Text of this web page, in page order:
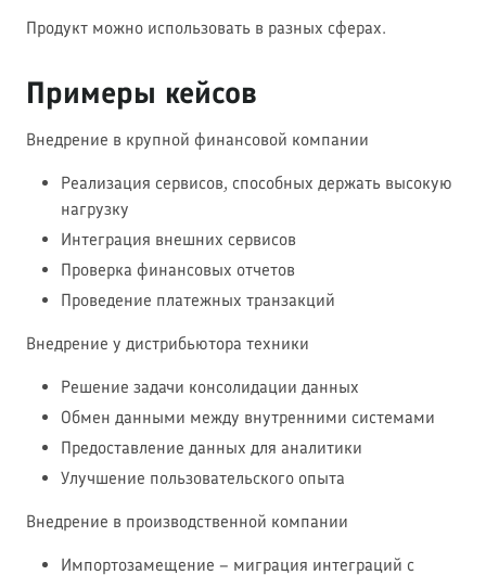
Продукт можно использовать в разных сферах.
Примеры кейсов
Внедрение в крупной финансовой компании
Реализация сервисов, способных держать высокую
нагрузку
Интеграция внешних сервисов
Проверка финансовых отчетов
Проведение платежных транзакций
Внедрение у дистрибьютора техники
Решение задачи консолидации данных
Обмен данными между внутренними системами
Предоставление данных для аналитики
Улучшение пользовательского опыта
Внедрение в производственной компании
Импортозамещение – миграция интеграций с